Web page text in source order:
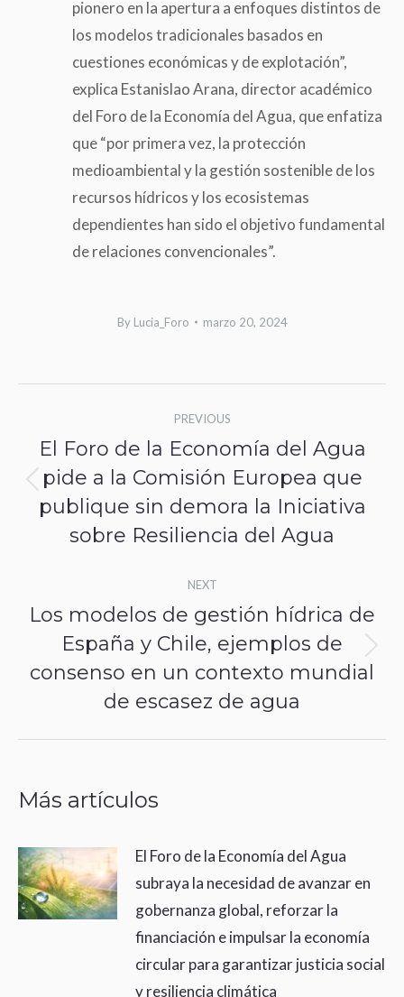
pionero en la apertura a enfoques distintos de
los modelos tradicionales basados en
cuestiones económicas y de explotación”,
explica Estanislao Arana, director académico
del Foro de la Economía del Agua, que enfatiza
que “por primera vez, la protección
medioambiental y la gestión sostenible de los
recursos hídricos y los ecosistemas
dependientes han sido el objetivo fundamental
de relaciones convencionales”.
By Lucia_Foro marzo 20, 2024
navigation
PREVIOUS
post:
El Foro de la Economía del Agua
pide a la Comisión Europea que
publique sin demora la Iniciativa
sobre Resiliencia del Agua
NEXT
Next
post:
Los modelos de gestión hídrica de
España y Chile, ejemplos de
consenso en un contexto mundial
de escasez de agua
Más artículos
El Foro de la Economía del Agua
subraya la necesidad de avanzar en
gobernanza global, reforzar la
financiación e impulsar la economía
circular para garantizar justicia social
y resiliencia climática